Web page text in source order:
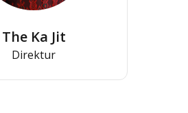
The Ka Jit
Direktur